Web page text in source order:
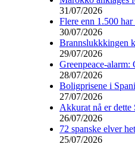
31/07/2026
Flere enn 1.500
30/07/2026
Brannslukkkingen
29/07/2026
Greenpeace-alarm:
28/07/2026
Boligprisene i
27/07/2026
Akkurat nå er dette
26/07/2026
72 spanske elver
25/07/2026